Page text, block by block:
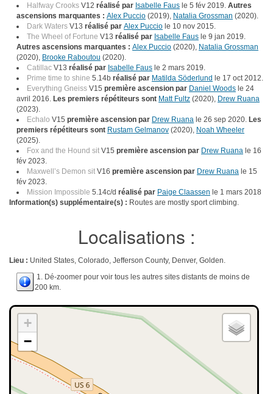
Halfway Crooks V12 réalisé par Isabelle Faus le 5 fév 2019. Autres
ascensions marquantes : Alex Puccio (2019), Natalia Grossman (2020).
Dark Waters V13 réalisé par Alex Puccio le 10 nov 2015.
The Wheel of Fortune V13 réalisé par Isabelle Faus le 9 jan 2019.
Autres ascensions marquantes : Alex Puccio (2020), Natalia Grossman
(2020), Brooke Raboutou (2020).
Catillac V13 réalisé par Isabelle Faus le 2 mars 2019.
Prime time to shine 5.14b réalisé par Matilda Söderlund le 17 oct 2012.
Everything Gneiss V15 première ascension par Daniel Woods le 24
avril 2016. Les premiers répétiteurs sont Matt Fultz (2020), Drew Ruana
(2023).
Echalo V15 première ascension par Drew Ruana le 26 sep 2020. Les
premiers répétiteurs sont Rustam Gelmanov (2020), Noah Wheeler
(2025).
Fox and the Hound sit V15 première ascension par Drew Ruana le 16
fév 2023.
Maxwell’s Demon sit V16 première ascension par Drew Ruana le 15
fév 2023.
Mission Impossible 5.14c/d réalisé par Paige Claassen le 1 mars 2018
Information(s) supplémentaire(s) : Routes are mostly sport climbing.
Localisations :
Lieu : United States, Colorado, Jefferson County, Denver, Golden.
1. Dé-zoomer pour voir tous les autres sites distants de moins de
200 km.
+
−